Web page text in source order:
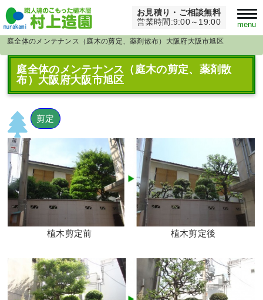
お見積り・ご相談無料
営業時間:9:00～19:00
menu
Home > 薬剤散布 >
庭全体のメンテナンス（庭木の剪定、薬剤散布）大阪府大阪市旭区
庭全体のメンテナンス（庭木の剪定、薬剤散
布）大阪府大阪市旭区
剪定
植木剪定前 植木剪定後